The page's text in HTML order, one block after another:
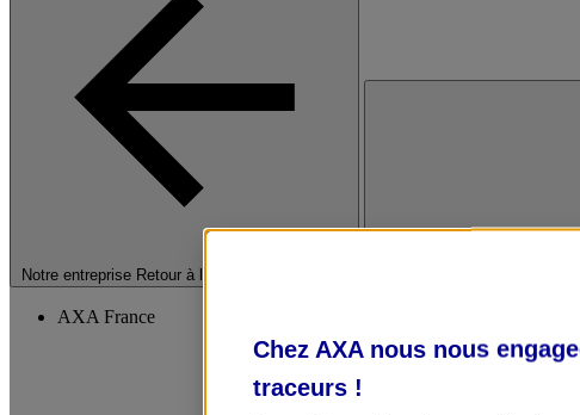
Notre entreprise Retour à la section précédente
AXA France
Chez AXA nous nous
traceurs !